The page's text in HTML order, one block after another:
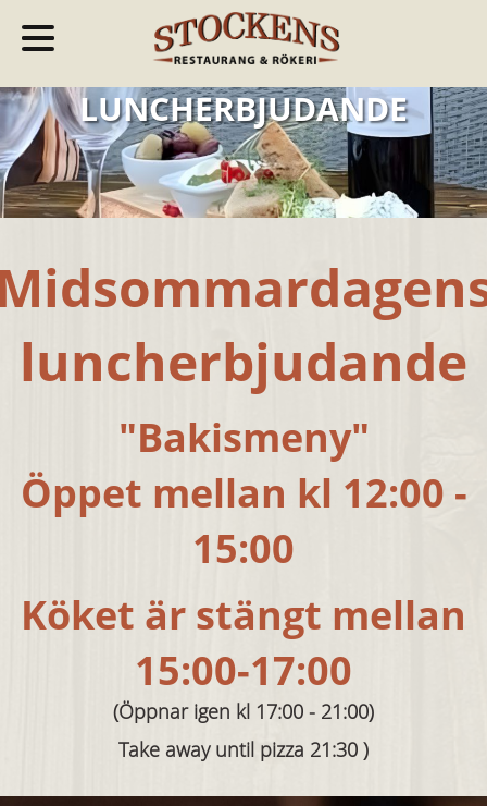
LUNCHERBJUDANDE
luncherbjudande
"Bakismeny"
Öppet mellan kl 12:00 -
15:00
Köket är stängt mellan
15:00-17:00
(Öppnar igen kl 17:00 - 21:00)
Take away until pizza 21:30 )